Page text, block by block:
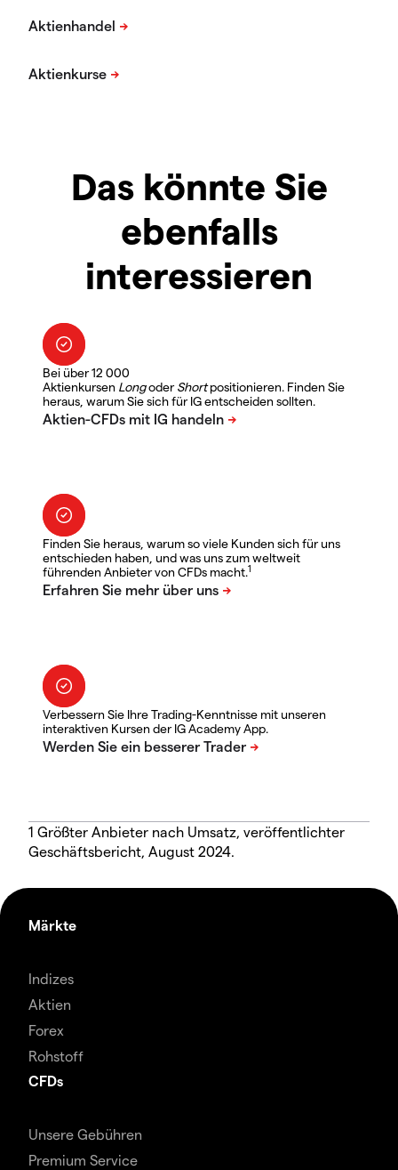
Das könnte Sie
ebenfalls
interessieren
Bei über 12 000
Aktienkursen LongoderShortpositionieren. Finden Sie
heraus, warum Sie sich für IG entscheiden sollten.
Finden Sie heraus, warum so viele Kunden sich für uns
entschieden haben, und was uns zum weltweit
führenden Anbieter von CFDs macht.1
Verbessern Sie Ihre Trading-Kenntnisse mit unseren
interaktiven Kursen der IG Academy App.
1 Größter Anbieter nach Umsatz, veröffentlichter
Geschäftsbericht, August 2024.
Märkte
Indizes
Aktien
Forex
Rohstoff
CFDs
Unsere Gebühren
Premium Service